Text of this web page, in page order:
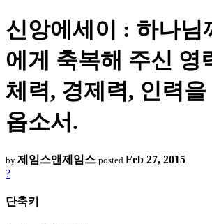
신앙에세이 : 하나님
에게 축복해 주신 영
체력, 경제력, 인력
옵소서.
by 제임스앤제임스 posted Feb 27, 2015
?
단축키